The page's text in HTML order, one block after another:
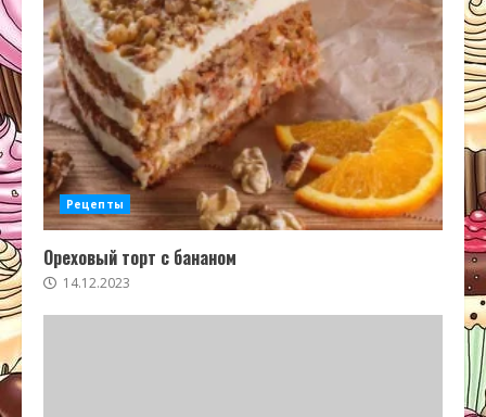
Рецепты
Ореховый торт с бананом
14.12.2023